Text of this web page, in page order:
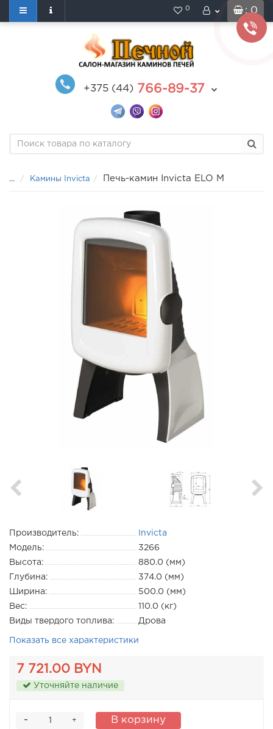
: 0
0
+375 (44) 766-89-37
... Камины Invicta Печь-камин Invicta ELO М
Производитель:
Invicta
Модель:
3266
Высота:
880.0 (мм)
Глубина:
374.0 (мм)
Ширина:
500.0 (мм)
Вес:
110.0 (кг)
Виды твердого топлива:
Дрова
Показать все характеристики
7 721.00 BYN
Уточняйте наличие
+
- В корзину